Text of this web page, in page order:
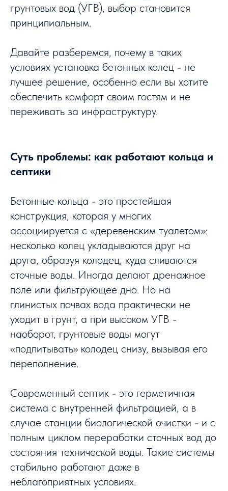
грунтовых вод (УГВ), выбор становится
принципиальным.
Давайте разберемся, почему в таких
условиях установка бетонных колец - не
лучшее решение, особенно если вы хотите
обеспечить комфорт своим гостям и не
переживать за инфраструктуру.
Суть проблемы: как работают кольца и
септики
Бетонные кольца - это простейшая
конструкция, которая у многих
ассоциируется с «деревенским туалетом»:
несколько колец укладываются друг на
друга, образуя колодец, куда сливаются
сточные воды. Иногда делают дренажное
поле или фильтрующее дно. Но на
глинистых почвах вода практически не
уходит в грунт, а при высоком УГВ -
наоборот, грунтовые воды могут
«подпитывать» колодец снизу, вызывая его
переполнение.
Современный септик - это герметичная
система с внутренней фильтрацией, а в
случае станции биологической очистки - и с
полным циклом переработки сточных вод до
состояния технической воды. Такие системы
стабильно работают даже в
неблагоприятных условиях.